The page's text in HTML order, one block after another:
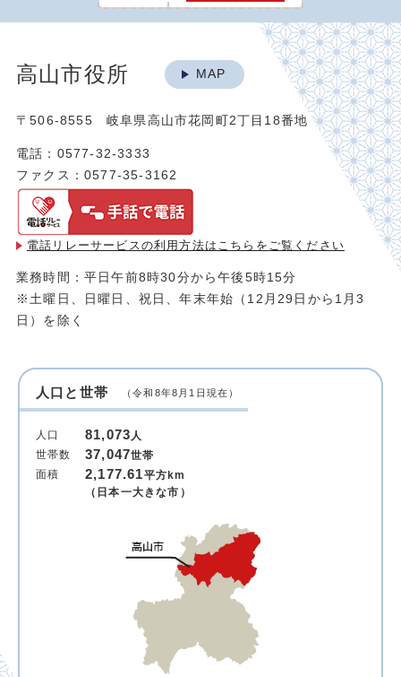
高山市役所 MAP
〒506-8555 岐阜県高山市花岡町2丁目18番地
電話：0577-32-3333
ファクス：0577-35-3162
電話リレーサービスの利用方法は こちらをご覧ください
業務時間：平日午前8時30分から午後5時15分
※土曜日、日曜日、祝日、年末年始（12月29日から1月3
日）を除く
人口と世帯 （令和8年8月1日現在）
人口 81,073人
世帯数
37,047世帯
面積
2,177.61平方km
（日本一大きな市）